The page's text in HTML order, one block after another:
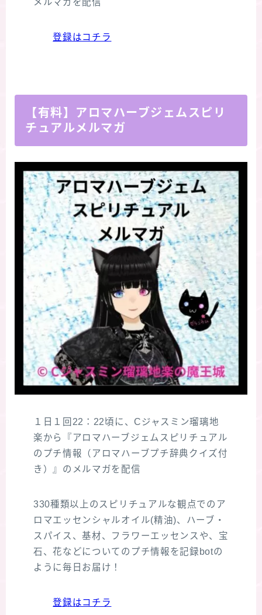
登録はコチラ
【有料】アロマハーブジェムスピリ
チュアルメルマガ
１日１回22：22頃に、Cジャスミン瑠璃地
楽から『アロマハーブジェムスピリチュアル
のプチ情報（アロマハーブプチ辞典クイズ付
き）』のメルマガを配信
330種類以上のスピリチュアルな観点でのア
ロマエッセンシャルオイル(精油)、ハーブ・
スパイス、基材、フラワーエッセンスや、宝
石、花などについてのプチ情報を記録botの
ように毎日お届け！
登録はコチラ